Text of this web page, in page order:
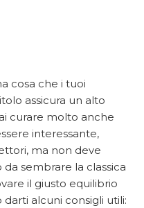
cosa che i tuoi
assicura un alto
curare molto anche
interessante,
ma non deve
sembrare la classica
il giusto equilibrio
alcuni consigli utili: